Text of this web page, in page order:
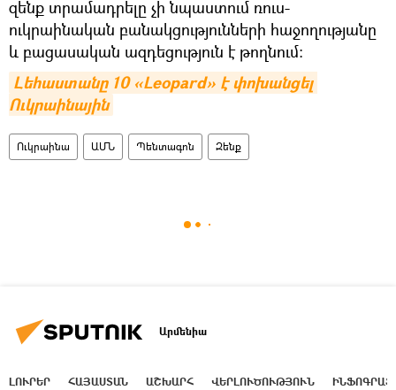
զենք տրամադրելը չի նպաստում ռուս-
ուկրաինական բանակցությունների հաջողությանը
և բացասական ազդեցություն է թողնում։
Լեհաստանը 10 «Leopard» է փոխանցել
Ուկրաինային
Ուկրաինա ԱՄՆ Պենտագոն Զենք
Արմենիա
ԼՈՒՐԵՐ ՀԱՅԱՍՏԱՆ ԱՇԽԱՐՀ ՎԵՐԼՈՒԾՈՒԹՅՈՒՆ